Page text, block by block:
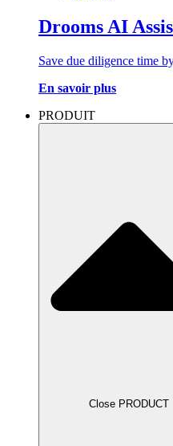
Drooms AI
Save due diligence time
En savoir plus
PRODUIT
Close PRODUCT